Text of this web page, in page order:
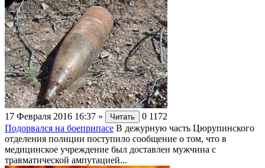
17 Февраля 2016 16:37 » Читать 0 1172
Подорвался на боеприпасе В дежурную часть Цюрупинского
отделения полиции поступило сообщение о том, что в
медицинское учреждение был доставлен мужчина с
травматической ампутацией...